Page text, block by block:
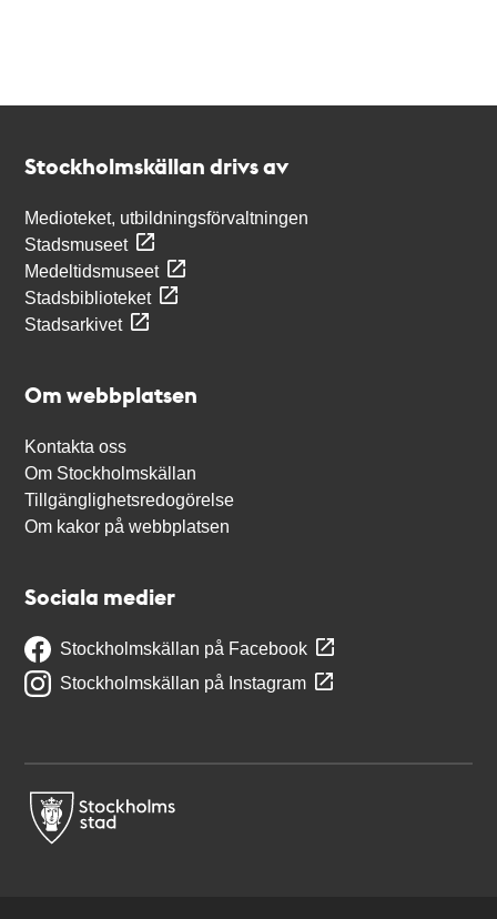
Stockholmskällan drivs av
Medioteket, utbildningsförvaltningen
Stadsmuseet
Medeltidsmuseet
Stadsbiblioteket
Stadsarkivet
Om webbplatsen
Kontakta oss
Om Stockholmskällan
Tillgänglighetsredogörelse
Om kakor på webbplatsen
Sociala medier
Stockholmskällan på Facebook
Stockholmskällan på Instagram